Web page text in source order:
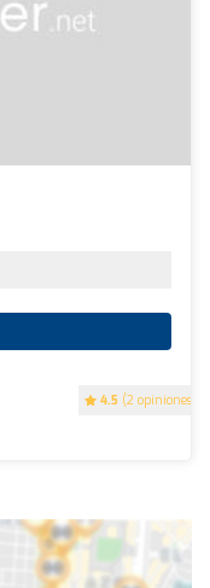
4.5 (2 opiniones)